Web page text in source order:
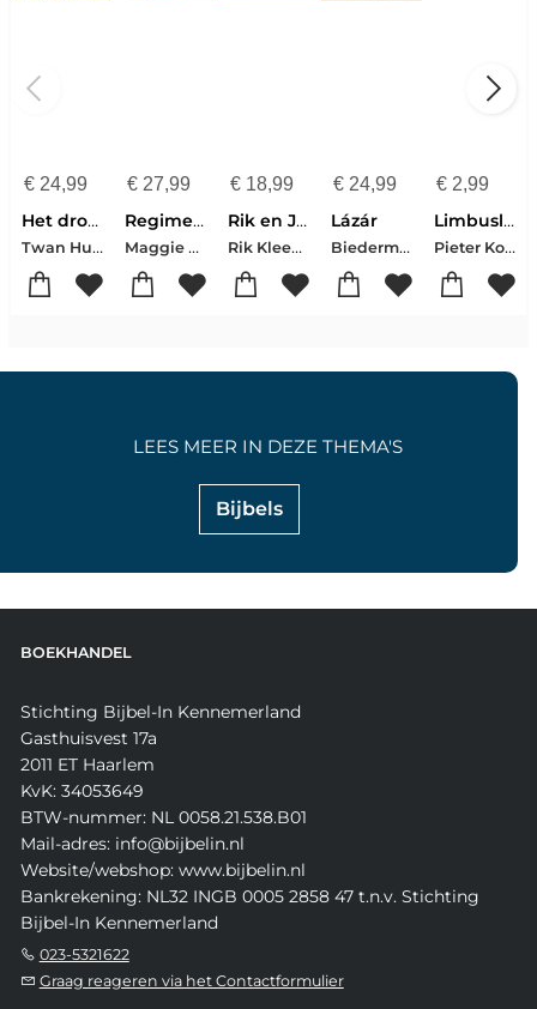
€24,99
Het droompad
Twan Huys
€27,99
Regime change
Maggie Haberman-Jonathan Swan
€ 18,99
Rik en Jesper en de frikandelbroodjescrisis
Rik Kleeven-Jesper Weijs
€ 24,99
Lázár
Biedermann, Nelio
€ 2,99
Limbusland
Pieter Koolwijk
Bijbels
LEES MEER IN DEZE THEMA'S
BOEKHANDEL
Stichting Bijbel-In Kennemerland
Gasthuisvest 17a
2011 ET Haarlem
KvK: 34053649
BTW-nummer: NL 0058.21.538.B01
Mail-adres: info@bijbelin.nl
Website/webshop: www.bijbelin.nl
Bankrekening: NL32 INGB 0005 2858 47 t.n.v. Stichting
Bijbel-In Kennemerland
023-5321622
Graag reageren via het Contactformulier